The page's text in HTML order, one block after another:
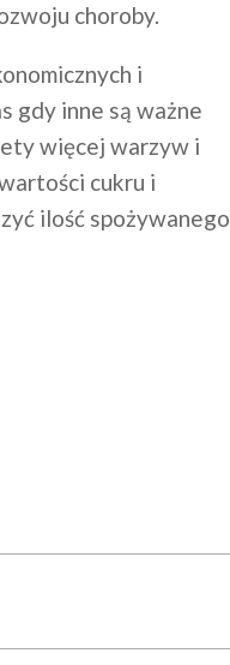
choroby.
i
gdy inne są ważne
więcej warzyw i
cukru i
ilość spożywanego